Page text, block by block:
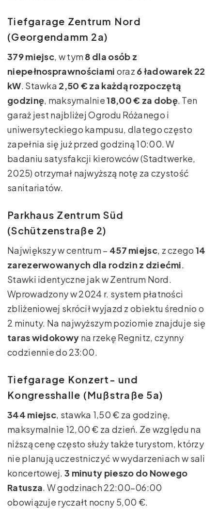
Tiefgarage Zentrum Nord
(Georgendamm 2a)
379 miejsc, w tym8 dla osób z
niepełnosprawnościami oraz 6 ładowarek 22
kW. Stawka 2,50 € za każdą rozpoczętą
godzinę, maksymalnie18,00 € za dobę. Ten
garaż jest najbliżej Ogrodu Różanego i
uniwersyteckiego kampusu, dlatego często
zapełnia się już przed godziną 10:00. W
badaniu satysfakcji kierowców (Stadtwerke,
2025) otrzymał najwyższą notę za czystość
sanitariatów.
Parkhaus Zentrum Süd
(Schützenstraße 2)
Największy w centrum – 457 miejsc, z czego 14
zarezerwowanych dla rodzin z dziećmi.
Stawki identyczne jak w Zentrum Nord.
Wprowadzony w 2024 r. system płatności
zbliżeniowej skrócił wyjazd z obiektu średnio o
2 minuty. Na najwyższym poziomie znajduje się
taras widokowy na rzekę Regnitz, czynny
codziennie do 23:00.
Tiefgarage Konzert- und
Kongresshalle (Mußstraße 5a)
344 miejsc, stawka 1,50 € za godzinę,
maksymalnie 12,00 € za dzień. Ze względu na
niższą cenę często służy także turystom, którzy
nie planują uczestniczyć w wydarzeniach w sali
koncertowej. 3 minuty pieszo do Nowego
Ratusza. W godzinach 22:00–06:00
obowiązuje ryczałt nocny 5,00 €.